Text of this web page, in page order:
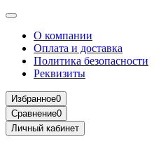
О компании
Оплата и доставка
Политика безопасности
Реквизиты
Избранное0
Сравнение0
Личный кабинет